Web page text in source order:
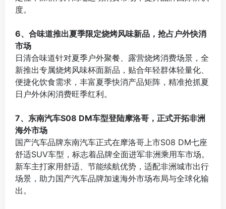
度。
6、合味道推出夏季限定烧烤风味新品，抢占户外快消
市场
日清合味道针对夏季户外聚餐、露营烧烤消费场景，全
新推出专属烧烤风味杯面新品，贴合年轻群体轻量化、
便捷化饮食需求，丰富夏季快消产品矩阵，精准抢抓夏
日户外休闲消费旺季红利。
7、东南汽车S08 DM车型登陆摩洛哥，正式开拓非洲
海外市场
国产汽车品牌东南汽车正式在摩洛哥上市S08 DM七座
舒适SUV车型，标志着品牌全面进军非洲乘用车市场。
新车主打家用舒适、节能续航优势，适配非洲城市出行
场景，助力国产汽车品牌加速海外市场布局与全球化输
出。